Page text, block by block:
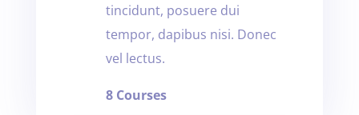
tincidunt, posuere dui
tempor, dapibus nisi. Donec
vel lectus.
8 Courses